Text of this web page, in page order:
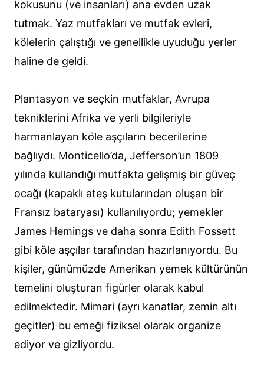
kokusunu (ve insanları) ana evden uzak
tutmak. Yaz mutfakları ve mutfak evleri,
kölelerin çalıştığı ve genellikle uyuduğu yerler
haline de geldi.
Plantasyon ve seçkin mutfaklar, Avrupa
tekniklerini Afrika ve yerli bilgileriyle
harmanlayan köle aşçıların becerilerine
bağlıydı. Monticello’da, Jefferson’un 1809
yılında kullandığı mutfakta gelişmiş bir güveç
ocağı (kapaklı ateş kutularından oluşan bir
Fransız bataryası) kullanılıyordu; yemekler
James Hemings ve daha sonra Edith Fossett
gibi köle aşçılar tarafından hazırlanıyordu. Bu
kişiler, günümüzde Amerikan yemek kültürünün
temelini oluşturan figürler olarak kabul
edilmektedir. Mimari (ayrı kanatlar, zemin altı
geçitler) bu emeği fiziksel olarak organize
ediyor ve gizliyordu.